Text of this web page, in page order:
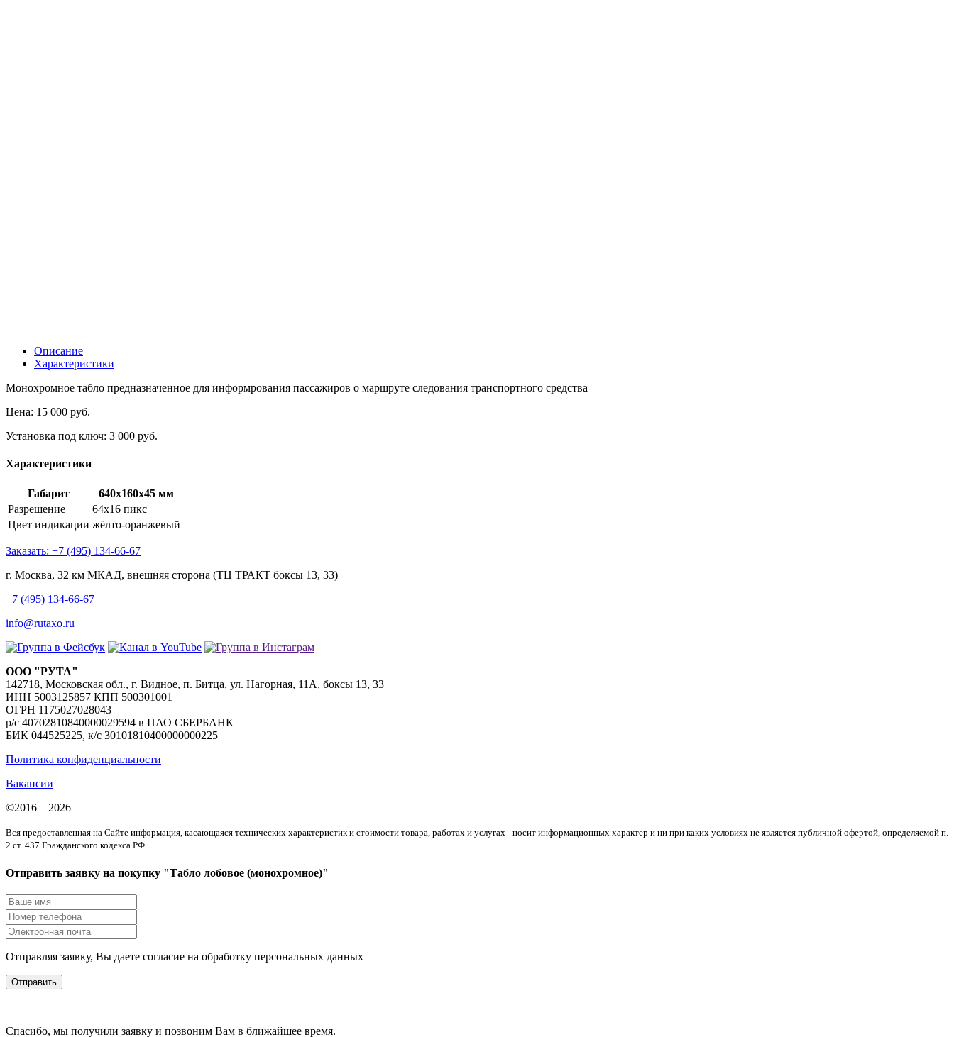
Описание
Характеристики
Монохромное табло предназначенное для информрования пассажиров о маршруте следования транспортного средства
Цена: 15 000 руб.
Установка под ключ: 3 000 руб.
Характеристики
Габарит
640x160x45 мм
Разрешение
64x16 пикс
Цвет индикации жёлто-оранжевый
Заказать: +7 (495) 134-66-67
г. Москва, 32 км МКАД, внешняя сторона (ТЦ ТРАКТ боксы 13, 33)
+7 (495) 134-66-67
info@rutaxo.ru
ООО "РУТА"
142718, Московская обл., г. Видное, п. Битца, ул. Нагорная, 11А, боксы 13, 33
ИНН 5003125857 КПП 500301001
ОГРН 1175027028043
р/с 40702810840000029594 в ПАО СБЕРБАНК
БИК 044525225, к/с 30101810400000000225
Политика конфиденциальности
Вакансии
©2016 – 2026
Вся предоставленная на Сайте информация, касающаяся технических характеристик и стоимости товара, работах и услугах - носит информационных характер и ни при каких условиях не является публичной офертой, определяемой п.
2 ст. 437 Гражданского кодекса РФ.
Отправить заявку на покупку "Табло лобовое (монохромное)"
Отправляя заявку, Вы даете согласие на обработку персональных данных
Отправить
Спасибо, мы получили заявку и позвоним Вам в ближайшее время.